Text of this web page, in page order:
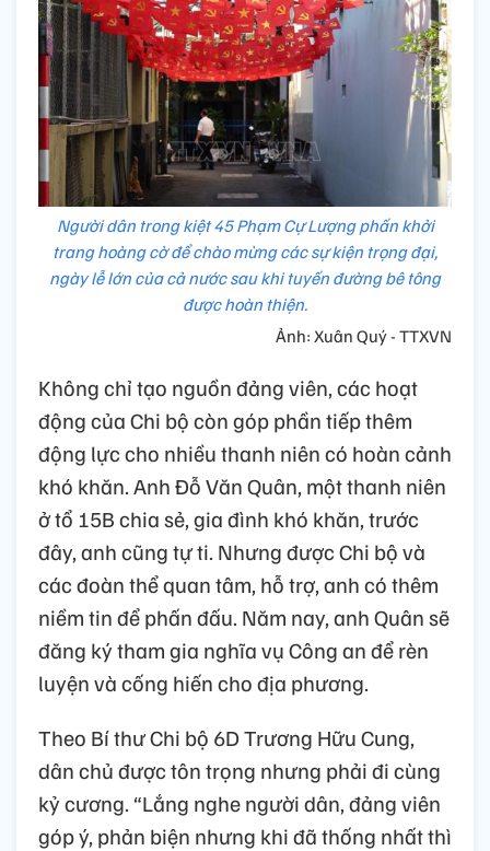
Người dân trong kiệt 45 Phạm Cự Lượng phấn khởi
trang hoàng cờ để chào mừng các sự kiện trọng đại,
ngày lễ lớn của cả nước sau khi tuyến đường bê tông
được hoàn thiện.
Ảnh: Xuân Quý - TTXVN
Không chỉ tạo nguồn đảng viên, các hoạt
động của Chi bộ còn góp phần tiếp thêm
động lực cho nhiều thanh niên có hoàn cảnh
khó khăn. Anh Đỗ Văn Quân, một thanh niên
ở tổ 15B chia sẻ, gia đình khó khăn, trước
đây, anh cũng tự ti. Nhưng được Chi bộ và
các đoàn thể quan tâm, hỗ trợ, anh có thêm
niềm tin để phấn đấu. Năm nay, anh Quân sẽ
đăng ký tham gia nghĩa vụ Công an để rèn
luyện và cống hiến cho địa phương.
Theo Bí thư Chi bộ 6D Trương Hữu Cung,
dân chủ được tôn trọng nhưng phải đi cùng
kỷ cương. “Lắng nghe người dân, đảng viên
góp ý, phản biện nhưng khi đã thống nhất thì